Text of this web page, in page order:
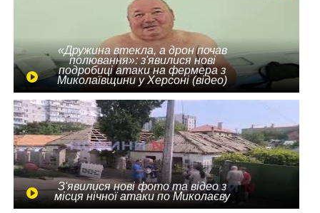
«Дружина втекла, а дрон почав
полювання»: з'явилися нові
подробиці атаки на фермера з
Миколаївщини у Херсоні (відео)
З'явилися нові фото та відео з
місця нічної атаки по Миколаєву